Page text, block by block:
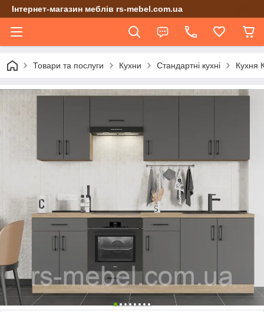
Інтернет-магазин меблів rs-mebel.com.ua
Товари та послуги Кухни Стандартні кухні Кухня